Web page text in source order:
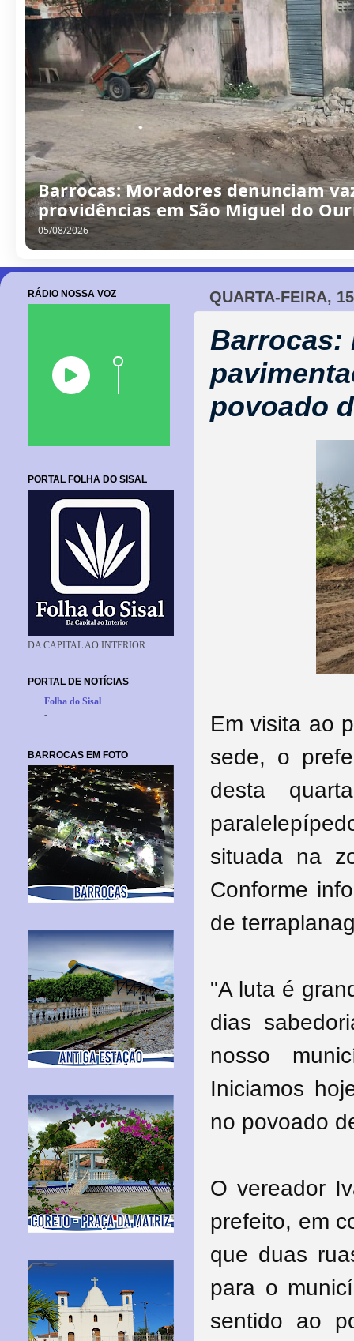
Barrocas: Moradores denunciam
providências em São Miguel do
05/08/2026
QUARTA-FEIRA,
Barrocas:
povoado
Em visita ao
sede, o
desta
situada na
Conforme
de
"A luta é
dias
nosso
Iniciamos
no povoado
O vereador
prefeito, em
que duas
para o
sentido ao
RÁDIO NOSSA VOZ
PORTAL FOLHA DO SISAL
DA CAPITAL AO INTERIOR
PORTAL DE NOTÍCIAS
Folha do Sisal
-
BARROCAS EM FOTO